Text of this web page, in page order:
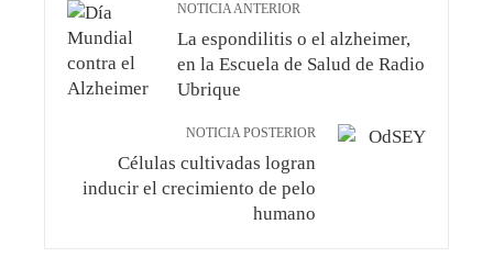
NOTICIA ANTERIOR
La espondilitis o el alzheimer,
en la Escuela de Salud de Radio
Ubrique
NOTICIA POSTERIOR
Células cultivadas logran
inducir el crecimiento de pelo
humano